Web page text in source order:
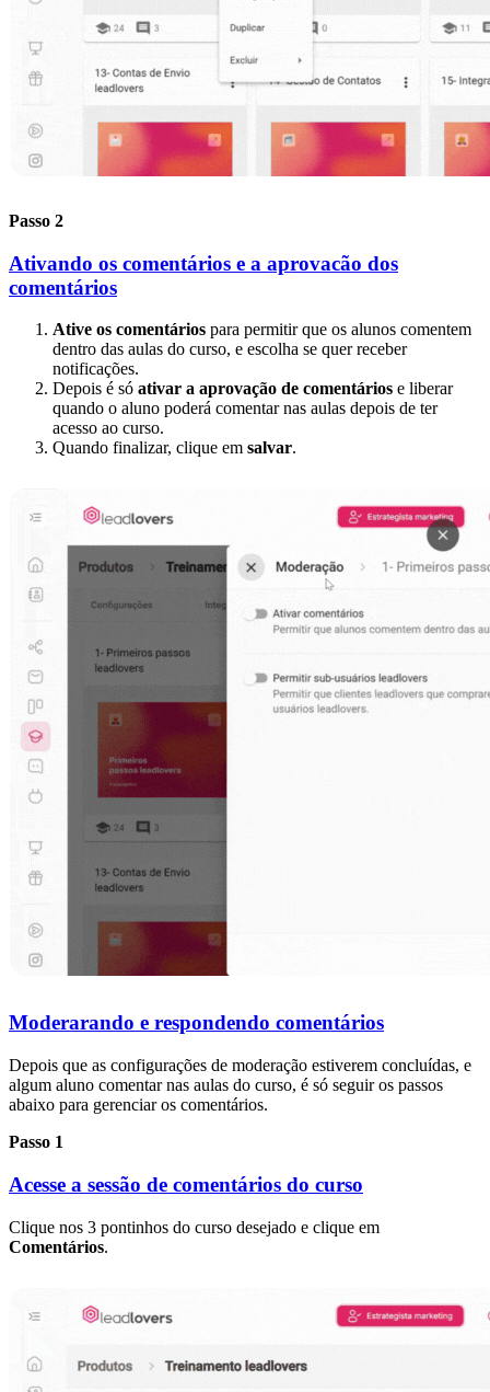
Passo 2
Ativando os comentários e a aprovacão dos
comentários
Ative os comentários para permitir que os alunos comentem
dentro das aulas do curso, e escolha se quer receber
notificações.
Depois é só ativar a aprovação de comentários e liberar
quando o aluno poderá comentar nas aulas depois de ter
acesso ao curso.
Quando finalizar, clique em salvar.
Moderarando e respondendo comentários
Depois que as configurações de moderação estiverem concluídas, e
algum aluno comentar nas aulas do curso, é só seguir os passos
abaixo para gerenciar os comentários.
Passo 1
Acesse a sessão de comentários do curso
Clique nos 3 pontinhos do curso desejado e clique em
Comentários.